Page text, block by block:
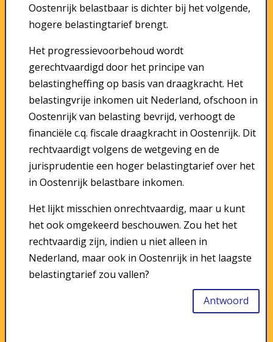
Oostenrijk belastbaar is dichter bij het volgende,
hogere belastingtarief brengt.
Het progressievoorbehoud wordt
gerechtvaardigd door het principe van
belastingheffing op basis van draagkracht. Het
belastingvrije inkomen uit Nederland, ofschoon in
Oostenrijk van belasting bevrijd, verhoogt de
financiële c.q. fiscale draagkracht in Oostenrijk. Dit
rechtvaardigt volgens de wetgeving en de
jurisprudentie een hoger belastingtarief over het
in Oostenrijk belastbare inkomen.
Het lijkt misschien onrechtvaardig, maar u kunt
het ook omgekeerd beschouwen. Zou het het
rechtvaardig zijn, indien u niet alleen in
Nederland, maar ook in Oostenrijk in het laagste
belastingtarief zou vallen?
Antwoord